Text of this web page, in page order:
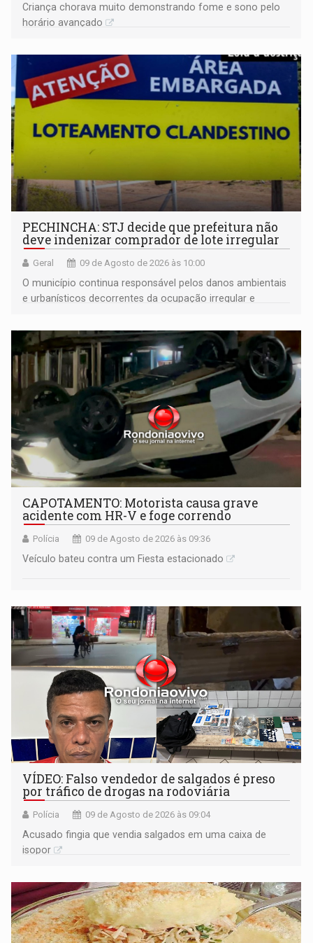
Criança chorava muito demonstrando fome e sono pelo
horário avançado
PECHINCHA: STJ decide que prefeitura não
deve indenizar comprador de lote irregular
Geral 09 de Agosto de 2026 às 10:00
O município continua responsável pelos danos ambientais
e urbanísticos decorrentes da ocupação irregular e
CAPOTAMENTO: Motorista causa grave
acidente com HR-V e foge correndo
Polícia 09 de Agosto de 2026 às 09:36
Veículo bateu contra um Fiesta estacionado
VÍDEO: Falso vendedor de salgados é preso
por tráfico de drogas na rodoviária
Polícia 09 de Agosto de 2026 às 09:04
Acusado fingia que vendia salgados em uma caixa de
isopor